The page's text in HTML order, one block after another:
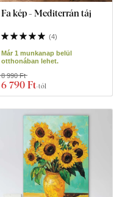
Fa kép - Mediterrán táj
(4)
Már 1 munkanap belül
otthonában lehet.
6 790 Ft-tól
8 990 Ft